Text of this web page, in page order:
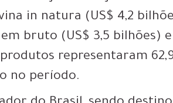
in natura (US$ 4,2
bruto (US$ 3,5 bilhões)
representaram
no período.